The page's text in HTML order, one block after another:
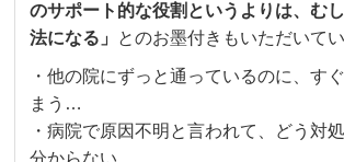
のサポート的な役割というよりは、む
法になる」
とのお墨付きもいただいてい
・他の院にずっと通っているのに、す
まう…
・病院で原因不明と言われて、どう対
分からない